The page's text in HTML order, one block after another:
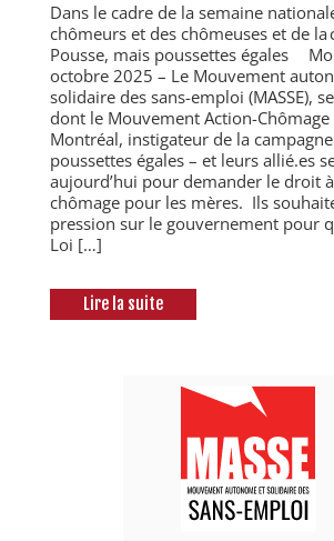
Dans le cadre de la semaine
chômeurs et des chômeuses et de la
Pousse, mais poussettes égales
octobre 2025 – Le Mouvement
solidaire des sans-emploi (MASSE),
dont le Mouvement Action-Chômage
Montréal, instigateur de la
poussettes égales – et leurs allié.es
aujourd’hui pour demander le droit à
chômage pour les mères. Ils
pression sur le gouvernement pour
Loi […]
Lire la suite